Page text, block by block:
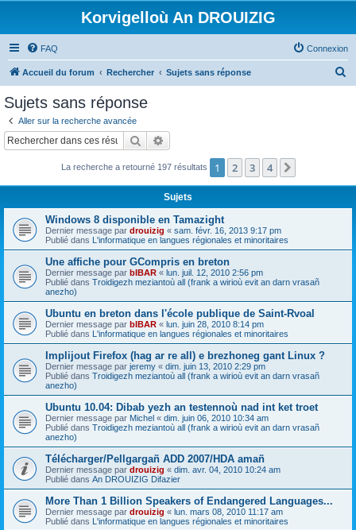
Korvigelloù An DROUIZIG
FAQ Connexion
Accueil du forum Rechercher Sujets sans réponse
c
Sujets sans réponse
Aller sur la recherche avancée
Rechercher
La recherche a retourné 197 résultats 1 2 3 4
Sujets
Windows 8 disponible en Tamazight
Dernier message par drouizig « sam. févr. 16, 2013 9:17 pm
Publié dans L'informatique en langues régionales et minoritaires
Une affiche pour GCompris en breton
Dernier message par bIBAR « lun. juil. 12, 2010 2:56 pm
Publié dans Troidigezh meziantoù all (frank a wirioù evit an darn vrasañ
anezho)
Ubuntu en breton dans l'école publique de Saint-Rvoal
Dernier message par bIBAR « lun. juin 28, 2010 8:14 pm
Publié dans L'informatique en langues régionales et minoritaires
Implijout Firefox (hag ar re all) e brezhoneg gant Linux ?
Dernier message par jeremy « dim. juin 13, 2010 2:29 pm
Publié dans Troidigezh meziantoù all (frank a wirioù evit an darn vrasañ
anezho)
Ubuntu 10.04: Dibab yezh an testennoù nad int ket troet
Dernier message par Michel « dim. juin 06, 2010 10:34 am
Publié dans Troidigezh meziantoù all (frank a wirioù evit an darn vrasañ
anezho)
Télécharger/Pellgargañ ADD 2007/HDA amañ
Dernier message par drouizig « dim. avr. 04, 2010 10:24 am
Publié dans An DROUIZIG Difazier
More Than 1 Billion Speakers of Endangered Languages...
Dernier message par drouizig « lun. mars 08, 2010 11:17 am
Publié dans L'informatique en langues régionales et minoritaires